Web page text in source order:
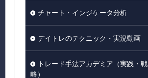
チャート・インジケータ分析
デイトレのテクニック・実況動画
トレード手法アカデミア（実践・戦
略）